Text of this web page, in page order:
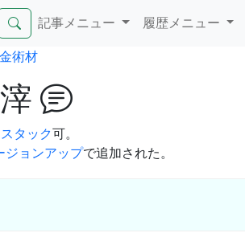
記事メニュー 履歴メニュー
術材
スタック可。
ジョンアップで追加された。